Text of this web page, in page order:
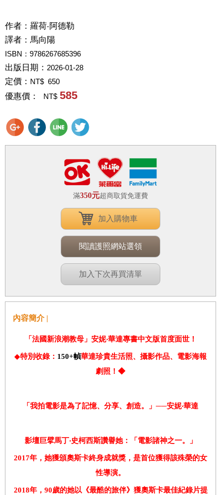
作者： 羅荷‧阿德勒
譯者： 馬向陽
ISBN：9786267685396
出版日期： 2026-01-28
定價： NT$ 650
優惠價： NT$ 585
滿350元超商取貨免運費
加入購物車
閱讀護照網站選領
加入下次再買清單
內容簡介 |
「 法國新浪潮教母」安妮‧華達專書中文版首度面世！
◆特別收錄： 150+幀華達珍貴生活照、攝影作品、電影海報
劇照！ ◆
「我拍電影是為了記憶、分享、 創造。」 ──安妮‧華達
影壇巨擘馬丁‧史柯西斯讚譽她：「電影諸神之一。」
2017年，她獲頒奧斯卡終身成就獎，是首位獲得該殊榮的女
性導演。
2018年， 90歲的她以《最酷的旅伴》 獲奧斯卡最佳紀錄片提